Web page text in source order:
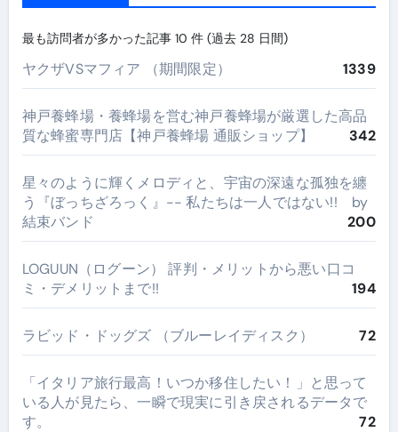
最も訪問者が多かった記事 10 件 (過去 28 日間)
ヤクザVSマフィア （期間限定） 1339
神戸養蜂場・養蜂場を営む神戸養蜂場が厳選した高品
質な蜂蜜専門店【神戸養蜂場 通販ショップ】
342
星々のように輝くメロディと、宇宙の深遠な孤独を纏
う『ぼっちざろっく』-- 私たちは一人ではない!! by
結束バンド
200
LOGUUN（ログーン） 評判・メリットから悪い口コ
ミ・デメリットまで!!
194
ラビッド・ドッグズ （ブルーレイディスク） 72
​「イタリア旅行最高！いつか移住したい！」と思って
いる人が見たら、一瞬で現実に引き戻されるデータで
す。
72